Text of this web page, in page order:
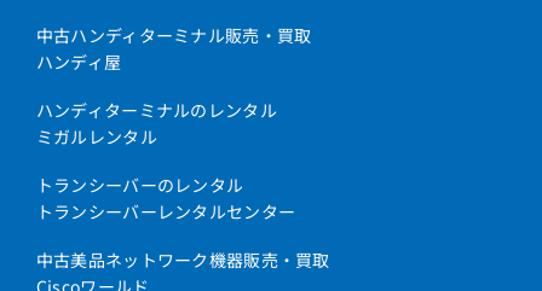
中古ハンディターミナル販売・買取
ハンディ屋
ハンディターミナルのレンタル
ミガルレンタル
トランシーバーのレンタル
トランシーバーレンタルセンター
中古美品ネットワーク機器販売・買取
Ciscoワールド